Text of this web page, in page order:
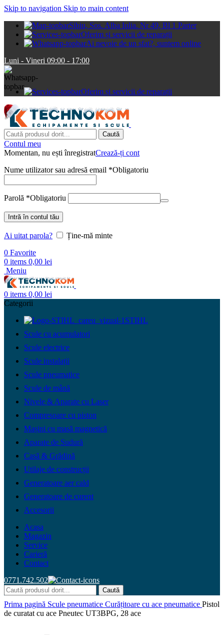
Skip to navigation Skip to main content
Sibiu, Sos. Alba Iulia. Nr 49, Bl 1 Parter
Oferim și servicii de reparații
Ai nevoie de un sfat?, suntem online
Luni - Vineri 09:00 - 17:00
Oferim și servicii de reparații
Caută
Contul meu
Momentan, nu ești înregistratCrează-ți cont
Nume utilizator sau adresă email *Obligatoriu
Parolă *Obligatoriu
Intră în contul tău
Ai uitat parola?
Ține-mă minte
0 Favorite
0 items 0,00 lei
Meniu
0 items 0,00 lei
Categorii
STIHL
Scule cu acumulatori
Scule electrice
Scule instalații
Scule pneumatice
Scule de mână
Nivele & Aparate cu Laser
Compresoare cu piston
Mașini cu masă magnetică
Aparate de Sudură
Casă & Grădină
Utilaje de construcții
Generatoare aer cald
Generatoare de curent
Accesorii
Acasa
Magazin
Service
Carieră
Contact
0771.742.502
Caută
Prima pagină Scule pneumatice Curățitoare cu ace pneumatice Pistol
de curatat cu ace Pneutec UT3BPG, 28 ace